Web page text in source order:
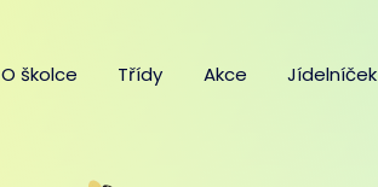
O školce Třídy Akce Jídelníček